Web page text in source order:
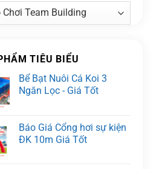
TIÊU BIỂU
Bể Bạt Nuôi Cá Koi 3
Ngăn Lọc - Giá Tốt
Báo Giá Cổng hơi sự kiện
ĐK 10m Giá Tốt